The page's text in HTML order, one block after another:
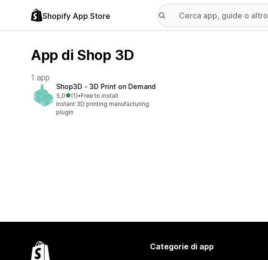
Shopify App Store
App di Shop 3D
1 app
Shop3D ‑ 3D Print on Demand
5,0stelle su 5
(1)
1 recensioni totali
•Free to install
Instant 3D printing manufacturing
plugin
Categorie di app